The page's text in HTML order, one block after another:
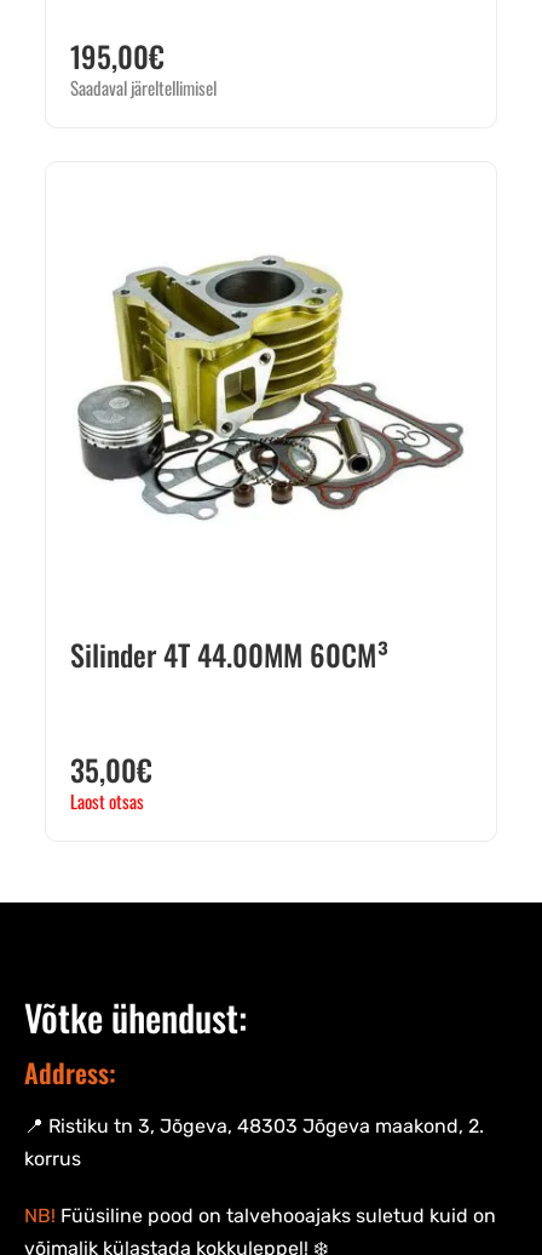
195,00€
Saadaval järeltellimisel
Silinder 4T 44.00MM 60CM³
35,00€
Laost otsas
Võtke ühendust:
Address:
📍 Ristiku tn 3, Jõgeva, 48303 Jõgeva maakond, 2.
korrus
NB! Füüsiline pood on talvehooajaks suletud kuid on
võimalik külastada kokkuleppel! ❄️